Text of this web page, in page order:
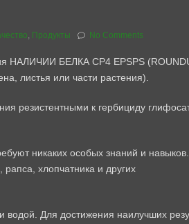
, Продукты No Comments
НАЛИЧИИ БЕЛКА CP4 EPSPS
листья или части растения).
резистентными к гербициду
никаких особых знаний и
хлопчатника и других
Для достижения наилучших